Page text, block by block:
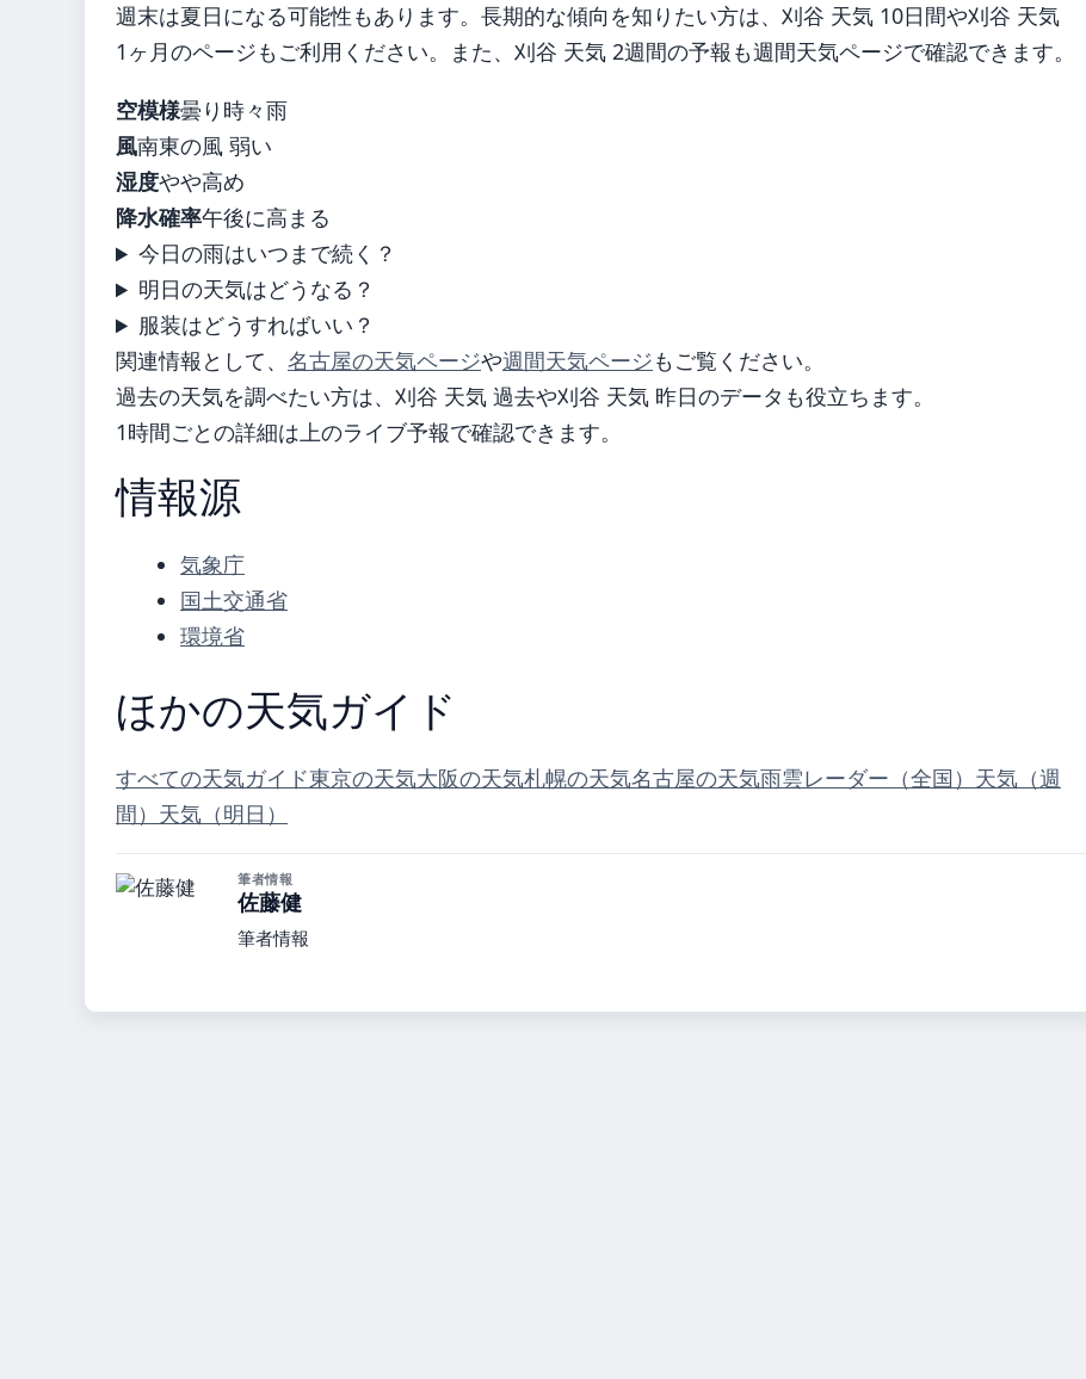
週末は夏日になる可能性もあります。長期的な傾向を知りたい方は、刈谷 天気 10日間や刈谷 天気
1ヶ月のページもご利用ください。また、刈谷 天気 2週間の予報も週間天気ページで確認できます。
空模様曇り時々雨
風南東の風 弱い
湿度やや高め
降水確率午後に高まる
今日の雨はいつまで続く？
明日の天気はどうなる？
服装はどうすればいい？
関連情報として、 名古屋の天気ページや週間天気ページもご覧ください。
過去の天気を調べたい方は、刈谷 天気 過去や刈谷 天気 昨日のデータも役立ちます。
1時間ごとの詳細は上のライブ予報で確認できます。
情報源
気象庁
国土交通省
環境省
ほかの天気ガイド
すべての天気ガイド東京の天気大阪の天気札幌の天気名古屋の天気雨雲レーダー（全国） 天気（週
間） 天気（明日）
筆者情報
佐藤健
筆者情報